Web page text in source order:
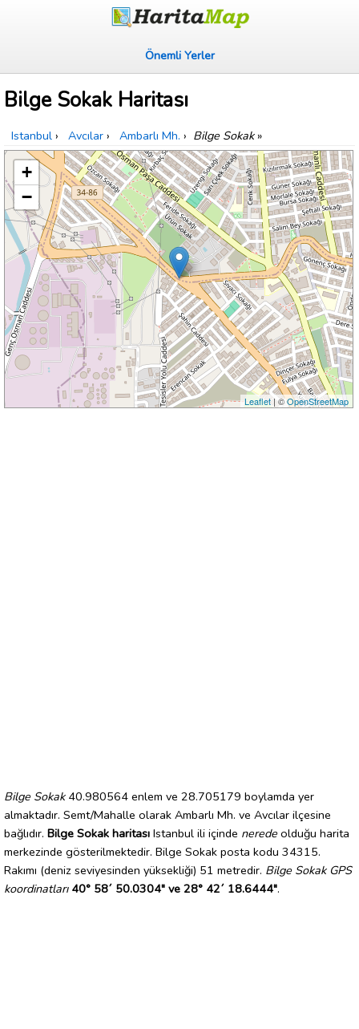
Önemli Yerler
Bilge Sokak Haritası
Istanbul › Avcılar › Ambarlı Mh. › Bilge Sokak»
+
−
Leaflet| ©OpenStreetMap
Bilge Sokak40.980564 enlem ve 28.705179 boylamda yer
almaktadır. Semt/Mahalle olarak Ambarlı Mh. ve Avcılar ilçesine
bağlıdır. Bilge Sokak haritası Istanbul ili içinde nerede olduğu harita
merkezinde gösterilmektedir. Bilge Sokak posta kodu 34315.
Rakımı (deniz seviyesinden yüksekliği) 51 metredir. Bilge Sokak GPS
koordinatları 40° 58´ 50.0304" ve 28° 42´ 18.6444".